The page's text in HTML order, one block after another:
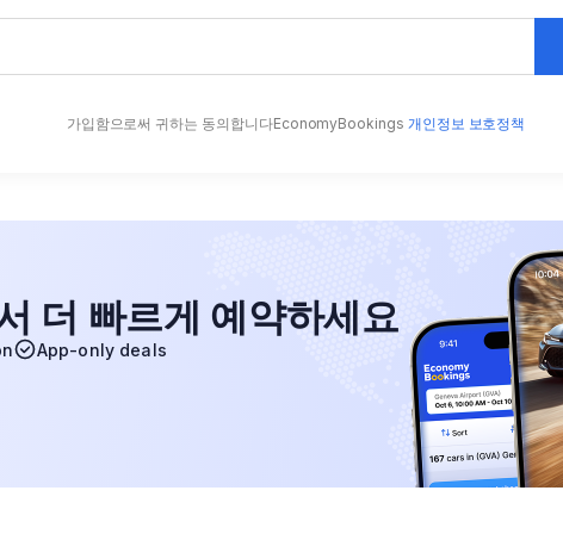
가입함으로써 귀하는 동의합니다EconomyBookings 개인정보 보호정책
더 빠르게 예약하세요
App-only deals